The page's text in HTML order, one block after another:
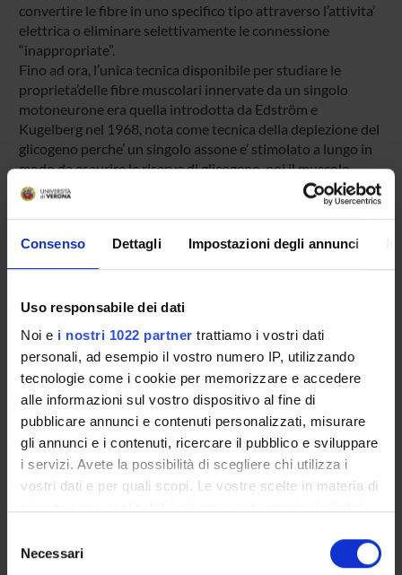
Consenso Dettagli Impostazioni degli annunci
Uso responsabile dei dati
Noi e i nostri 1022 partner trattiamo i vostri dati
personali, ad esempio il vostro numero IP, utilizzando
tecnologie come i cookie per memorizzare e accedere
alle informazioni sul vostro dispositivo al fine di
pubblicare annunci e contenuti personalizzati, misurare
gli annunci e i contenuti, ricercare il pubblico e sviluppare
i servizi. Avete la possibilità di scegliere chi utilizza i
vostri dati e per quali scopi. Le vostre scelte in materia di
modificare o revocare il proprio consenso in qualsiasi
delNecessari
convertire le fibre in uno specifico tipo attraverso l’attivita’
elettrica o eliminare selettivamente le connessione
“inappropriate”.
Fino ad ora, l’unica tecnica disponibile per studiare le
proprieta’delle fibre muscolari innervate da un singolo
motoneurone era quella introdotta da Edström e
Kugelberg nel 1968, nota come tecnica della deplezione del
glicogeno perche’ un singolo assone e’ stimolato a lungo in
modo da esaurire le riserve di glicogeno, poi il muscolo
viene sezionato al criostato e colorato per visualizzare il
glicogeno. Le fibre prive di glicogeno sono quelle che sono
Questi esperimenti sono tecnicamente difficili,
specialmente nel neonato dove le terminazioni motorie
Scopo del progetto e’ quello di studiare i meccanismi
fisiologici che sono alla base della formazione delle unita’
motorie usando topi transgenici con assoni e fibre
muscolari fluorescenti.
ENTI FINANZIATORI:
Finanziamento: assegnato e gestito dal Dipartimento